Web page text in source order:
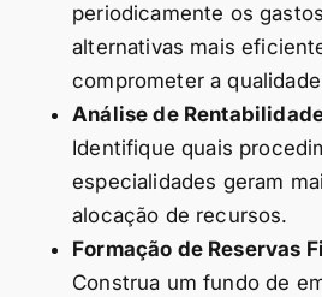
periodicamente os
alternativas mais
comprometer a
Análise de
Identifique quais
especialidades geram
alocação de recursos.
Formação de Reservas
Construa um fundo de